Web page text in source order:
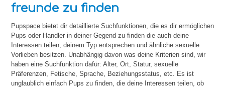
freunde zu finden
Pupspace bietet dir detaillierte Suchfunktionen, die es dir ermöglichen
Pups oder Handler in deiner Gegend zu finden die auch deine
Interessen teilen, deinem Typ entsprechen und ähnliche sexuelle
Vorlieben besitzen. Unabhängig davon was deine Kriterien sind, wir
haben eine Suchfunktion dafür: Alter, Ort, Statur, sexuelle
Präferenzen, Fetische, Sprache, Beziehungsstatus, etc. Es ist
unglaublich einfach Pups zu finden, die deine Interessen teilen, ob